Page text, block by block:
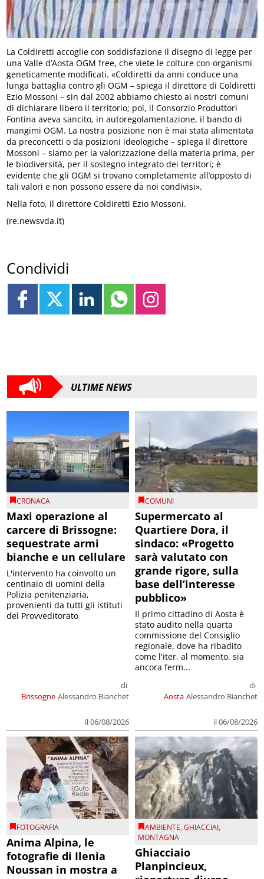
La Coldiretti accoglie con soddisfazione il disegno di legge per
una Valle d’Aosta OGM free, che viete le colture con organismi
geneticamente modificati. «Coldiretti da anni conduce una
lunga battaglia contro gli OGM – spiega il direttore di Coldiretti
Ezio Mossoni – sin dal 2002 abbiamo chiesto ai nostri comuni
di dichiarare libero il territorio; poi, il Consorzio Produttori
Fontina aveva sancito, in autoregolamentazione, il bando di
mangimi OGM. La nostra posizione non è mai stata alimentata
da preconcetti o da posizioni ideologiche – spiega il direttore
Mossoni – siamo per la valorizzazione della materia prima, per
le biodiversità, per il sostegno integrato dei territori; è
evidente che gli OGM si trovano completamente all’opposto di
tali valori e non possono essere da noi condivisi».
Nella foto, il direttore Coldiretti Ezio Mossoni.
(re.newsvda.it)
Condividi
ULTIME NEWS
CRONACA
Maxi operazione al
carcere di Brissogne:
sequestrate armi
bianche e un cellulare
Brissogne
di
Alessandro Bianchet
il 06/08/2026
L'intervento ha coinvolto un
centinaio di uomini della
Polizia penitenziaria,
provenienti da tutti gli istituti
del Provveditorato
COMUNI
Supermercato al
Quartiere Dora, il
sindaco: «Progetto
sarà valutato con
grande rigore, sulla
base dell’interesse
pubblico»
Aosta
di
Alessandro Bianchet
il 06/08/2026
Il primo cittadino di Aosta è
stato audito nella quarta
commissione del Consiglio
regionale, dove ha ribadito
come l'iter, al momento, sia
ancora ferm...
FOTOGRAFIA
Anima Alpina, le
fotografie di Ilenia
Noussan in mostra a
AMBIENTE,GHIACCIAI,
MONTAGNA
Ghiacciaio
Planpincieux,